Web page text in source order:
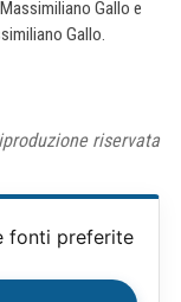
Gallo e
Gallo.
riservata
fonti preferite